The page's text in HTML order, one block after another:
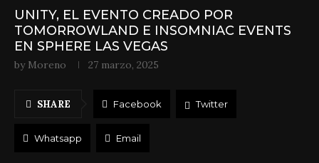
UNITY, EL EVENTO CREADO POR
TOMORROWLAND E INSOMNIAC EVENTS
EN SPHERE LAS VEGAS
by Moreno 27 marzo, 2025
SHARE Facebook Twitter
Whatsapp Email